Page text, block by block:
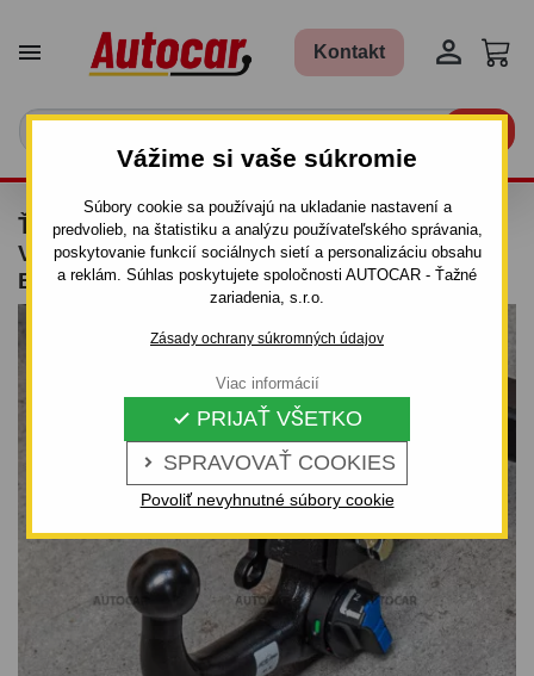
Vážime si vaše súkromie
Súbory cookie sa používajú na ukladanie nastavení a
predvolieb, na štatistiku a analýzu používateľského správania,
poskytovanie funkcií sociálnych sietí a personalizáciu obsahu
a reklám. Súhlas poskytujete spoločnosti AUTOCAR - Ťažné
zariadenia, s.r.o.
Zásady ochrany súkromných údajov
 SPRAVOVAŤ COOKIES
 PRIJAŤ VŠETKO
Povoliť nevyhnutné súbory cookie
Viac informácií
 Kontakt 
ŤAŽNÉ ZARIADENIE PRE KIA CARNIVAL -
VAN MB - ODNÍMATEĽNÝ VERTIKÁLNY
BAJONETOVÝ SYSTÉM - OD 2006 DO